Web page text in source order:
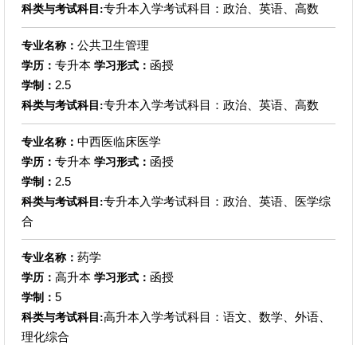
科类与考试科目:专升本入学考试科目：政治、英语、高数
专业名称： 公共卫生管理
学历： 专升本 学习形式： 函授
学制： 2.5
科类与考试科目:专升本入学考试科目：政治、英语、高数
专业名称： 中西医临床医学
学历： 专升本 学习形式： 函授
学制： 2.5
科类与考试科目:专升本入学考试科目：政治、英语、医学综
合
专业名称： 药学
学历： 高升本 学习形式： 函授
学制： 5
科类与考试科目:高升本入学考试科目：语文、数学、外语、
理化综合